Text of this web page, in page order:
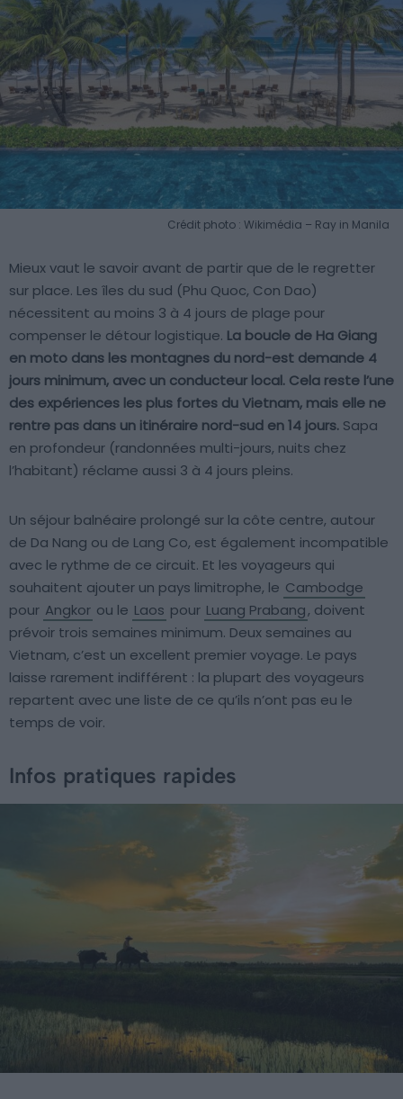
Crédit photo : Wikimédia – Ray in Manila
Mieux vaut le savoir avant de partir que de le regretter
sur place. Les îles du sud (Phu Quoc, Con Dao)
nécessitent au moins 3 à 4 jours de plage pour
compenser le détour logistique. La boucle de Ha Giang
en moto dans les montagnes du nord-est demande 4
jours minimum, avec un conducteur local. Cela reste l’une
des expériences les plus fortes du Vietnam, mais elle ne
rentre pas dans un itinéraire nord-sud en 14 jours. Sapa
en profondeur (randonnées multi-jours, nuits chez
l’habitant) réclame aussi 3 à 4 jours pleins.
Un séjour balnéaire prolongé sur la côte centre, autour
de Da Nang ou de Lang Co, est également incompatible
avec le rythme de ce circuit. Et les voyageurs qui
souhaitent ajouter un pays limitrophe, le Cambodge
pour Angkor ou le Laos pour Luang Prabang, doivent
prévoir trois semaines minimum. Deux semaines au
Vietnam, c’est un excellent premier voyage. Le pays
laisse rarement indifférent : la plupart des voyageurs
repartent avec une liste de ce qu’ils n’ont pas eu le
temps de voir.
Infos pratiques rapides